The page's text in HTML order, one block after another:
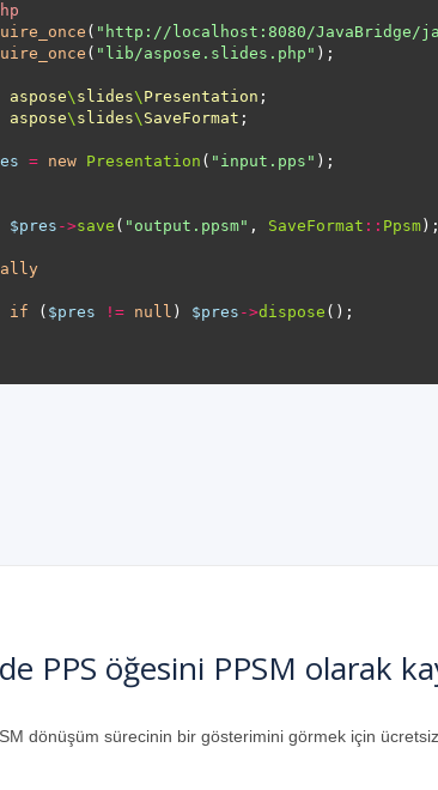
( "http://localhost:8080/JavaBridge/
( "lib/aspose.slides.php"
aspose\ slides\ Presentation
aspose\ slides\ SaveFormat
= new Presentation ( "input.pps"
$pres ->save ( "output.ppsm" , SaveFormat :: Ppsm
if ( $pres != null ) $pres ->dispose
PPS öğesini PPSM olarak
dönüşüm sürecinin bir gösterimini görmek için ücretsiz